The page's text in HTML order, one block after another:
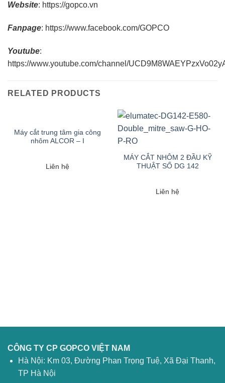
Website: https://gopco.vn
Fanpage: https://www.facebook.com/GOPCO
Youtube:
https://www.youtube.com/channel/
RELATED PRODUCTS
Máy cắt trung tâm gia công
nhôm ALCOR – I
Liên hệ
MÁY CẮT NHÔM 2 ĐẦU KỸ
THUẬT SỐ DG 142
Liên hệ
CÔNG TY CP GOPCO VIỆT NAM
Hà Nội: Km 03, Đường Phan Trọng Tuệ, Xã Đại Thanh,
TP Hà Nội